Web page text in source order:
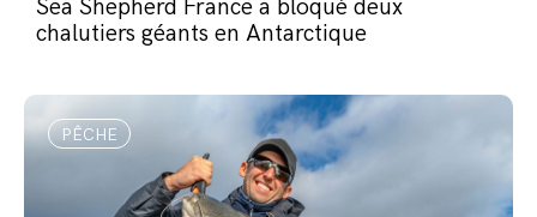
Sea Shepherd France a bloqué deux
chalutiers géants en Antarctique
PÊCHE